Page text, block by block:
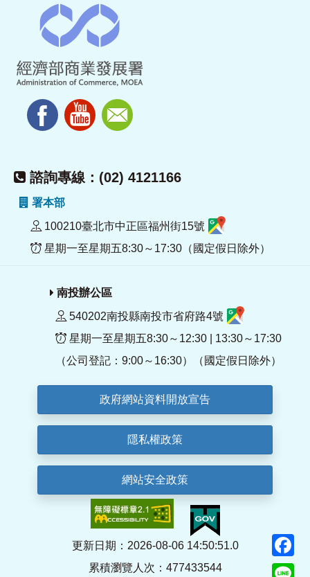
諮詢專線：(02) 4121166
署本部
100210臺北市中正區福州街15號
星期一至星期五8:30～17:30（國定假日除外）
南投辦公區
540202南投縣南投市省府路4號
星期一至星期五8:30～12:30 | 13:30～17:30
（公司登記：9:00～16:30）（國定假日除外）
政府網站資料開放宣告
隱私權政策
網站安全政策
更新日期：2026-08-06 14:50:51.0
累積瀏覽人次：477433544